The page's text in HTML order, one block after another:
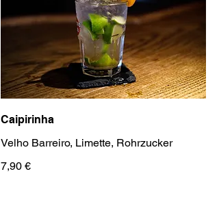
Caipirinha
Velho Barreiro, Limette, Rohrzucker
7,90 €